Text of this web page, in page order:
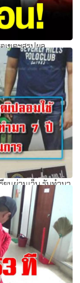
เขตฯสรุปผล
นผ่านเว็บ รับทำมา